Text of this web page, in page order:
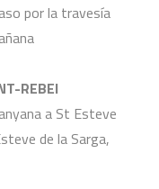
por la travesía
REBEI
a St Esteve
de la Sarga,